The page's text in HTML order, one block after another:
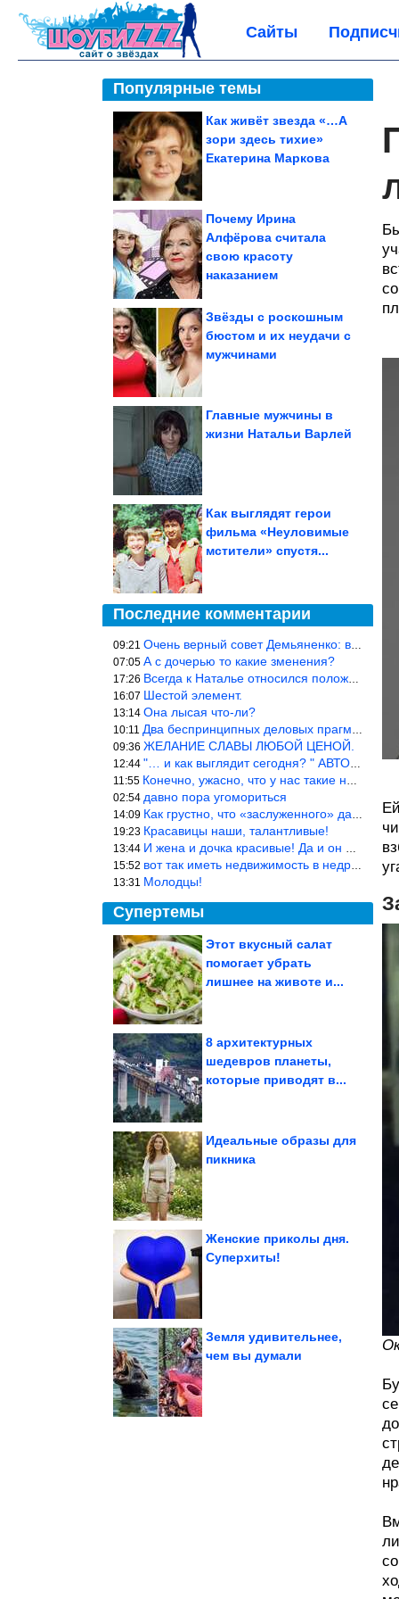
Сайты
Популярные темы
Как живёт звезда «…А
зори здесь тихие»
Екатерина Маркова
Почему Ирина
Алфёрова считала
свою красоту
наказанием
Звёзды с роскошным
бюстом и их неудачи с
мужчинами
Главные мужчины в
жизни Натальи Варлей
Как выглядят герои
фильма «Неуловимые
мстители» спустя...
Последние комментарии
09:21 Очень верный совет Демьяненко: в этой среде надо либо иметь зубы
07:05 А с дочерью то какие зменения?
17:26 Всегда к Наталье относился положительно… Время покажет, что буде
16:07 Шестой элемент.
13:14 Она лысая что-ли?
10:11 Два беспринципных деловых прагматика нашли друг друга и «остепен
09:36 ЖЕЛАНИЕ СЛАВЫ ЛЮБОЙ ЦЕНОЙ.
12:44 "… и как выглядит сегодня? " АВТОР, РЕДАКТОР — ВЫ ЧТО
11:55 Конечно, ужасно, что у нас такие недалёкие и прямые люди… Как мо
02:54 давно пора угомориться
14:09 Как грустно, что «заслуженного» дают не заслуженно, а (чаще) по-
19:23 Красавицы наши, талантливые!
13:44 И жена и дочка красивые! Да и он настоящий мужик!
15:52 вот так иметь недвижимость в недружественных странах Могут забра
13:31 Молодцы!
Супертемы
Этот вкусный салат
помогает убрать
лишнее на животе и...
Желток останется
шотландски, здесь в...
8 архитектурных
шедевров планеты,
которые приводят в...
Харизматичные песики,
Идеальные образы для
пикника
Женские приколы дня.
Суперхиты!
Земля удивительнее,
чем вы думали